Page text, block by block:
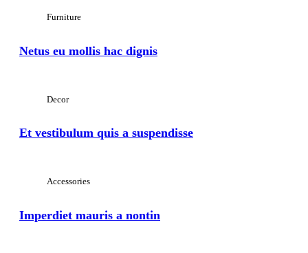
Furniture
Netus eu mollis hac dignis
Decor
Et vestibulum quis a suspendisse
Accessories
Imperdiet mauris a nontin